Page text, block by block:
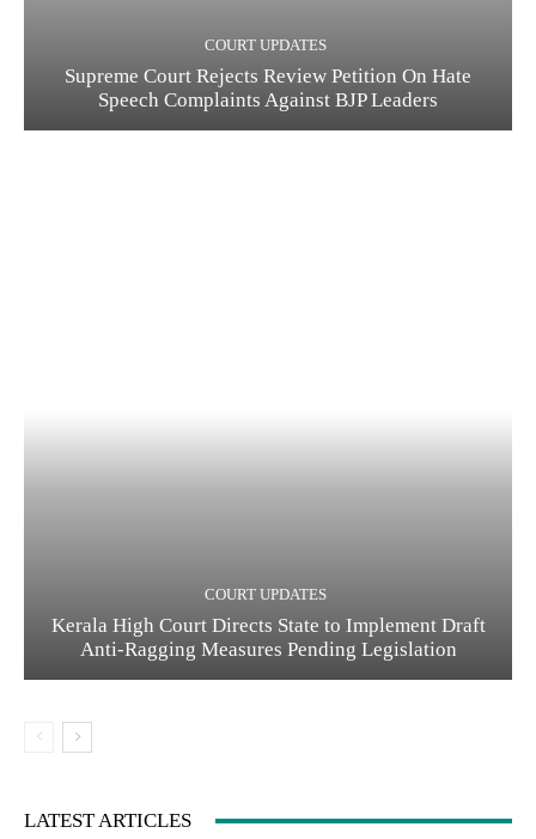
COURT UPDATES
Supreme Court Rejects Review Petition On Hate
Speech Complaints Against BJP Leaders
COURT UPDATES
Kerala High Court Directs State to Implement Draft
Anti-Ragging Measures Pending Legislation
LATEST ARTICLES